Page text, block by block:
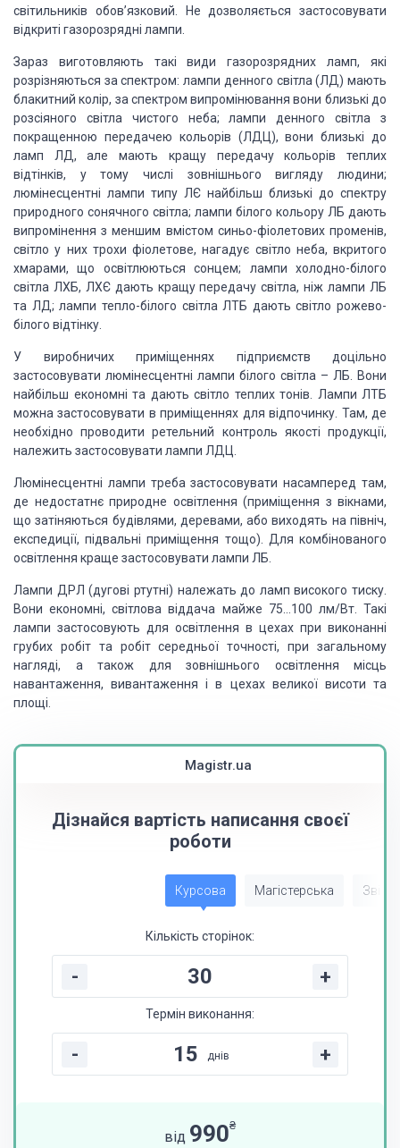
світильників обов’язковий. Не дозволяється застосовувати
відкриті газорозрядні лампи.
Зараз виготовляють такі види газорозрядних ламп, які
розрізняються за спектром: лампи денного світла (ЛД) мають
блакитний колір, за спектром випромінювання вони близькі до
розсіяного світла чистого неба; лампи денного світла з
покращенною передачею кольорів (ЛДЦ), вони близькі до
ламп ЛД, але мають кращу передачу кольорів теплих
відтінків, у тому числі зовнішнього вигляду людини;
люмінесцентні лампи типу ЛЄ найбільш близькі до спектру
природного сонячного світла; лампи білого кольору ЛБ дають
випромінення з меншим вмістом синьо-фіолетових променів,
світло у них трохи фіолетове, нагадує світло неба, вкритого
хмарами, що освітлюються сонцем; лампи холодно-білого
світла ЛХБ, ЛХЄ дають кращу передачу світла, ніж лампи ЛБ
та ЛД; лампи тепло-білого світла ЛТБ дають світло рожево-
білого відтінку.
У виробничих приміщеннях підприємств доцільно
застосовувати люмінесцентні лампи білого світла – ЛБ. Вони
найбільш економні та дають світло теплих тонів. Лампи ЛТБ
можна застосовувати в приміщеннях для відпочинку. Там, де
необхідно проводити ретельний контроль якості продукції,
належить застосовувати лампи ЛДЦ.
Люмінесцентні лампи треба застосовувати насамперед там,
де недостатнє природне освітлення (приміщення з вікнами,
що затіняються будівлями, деревами, або виходять на північ,
експедиції, підвальні приміщення тощо). Для комбінованого
освітлення краще застосовувати лампи ЛБ.
Лампи ДРЛ (дугові ртутні) належать до ламп високого тиску.
Вони економні, світлова віддача майже 75…100 лм/Вт. Такі
лампи застосовують для освітлення в цехах при виконанні
грубих робіт та робіт середньої точності, при загальному
нагляді, а також для зовнішнього освітлення місць
навантаження, вивантаження і в цехах великої висоти та
площі.
Magistr.ua
Дізнайся вартість написання своєї
роботи
Курсова Магістерська Звіт
Кількість сторінок:
- +
Термін виконання:
- днів +
від 990₴